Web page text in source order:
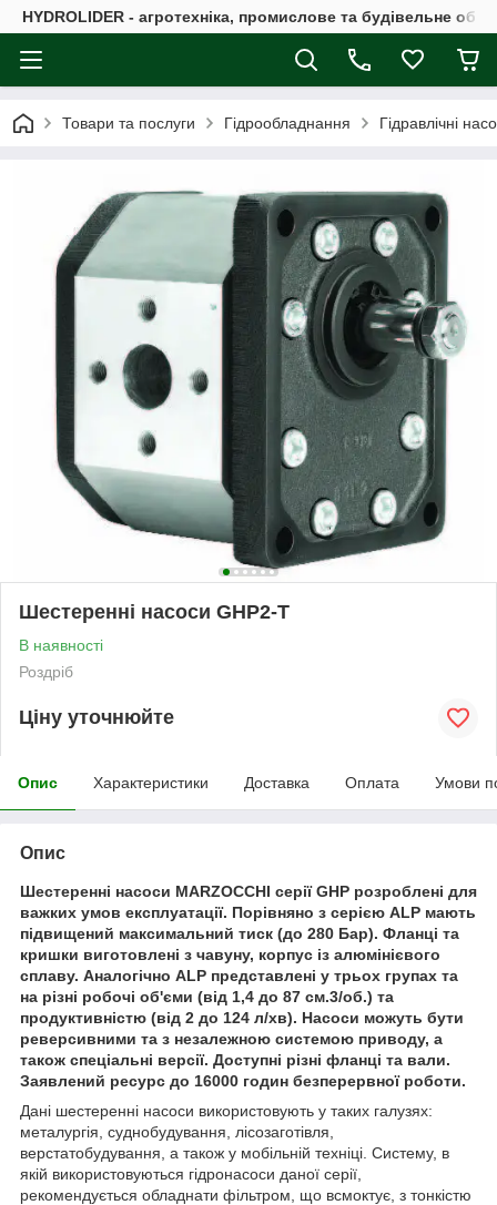
HYDROLIDER - агротехніка, промислове та будівельне
Товари та послуги Гідрообладнання Гідравлічні
Шестеренні насоси GHP2-T
В наявності
Роздріб
Ціну уточнюйте
Опис Характеристики Доставка Оплата Умови
Опис
Шестеренні насоси MARZOCCHI серії GHP розроблені для
важких умов експлуатації. Порівняно з серією ALP мають
підвищений максимальний тиск (до 280 Бар). Фланці та
кришки виготовлені з чавуну, корпус із алюмінієвого
сплаву. Аналогічно ALP представлені у трьох групах та
на різні робочі об'єми (від 1,4 до 87 см.3/об.) та
продуктивністю (від 2 до 124 л/хв). Насоси можуть бути
реверсивними та з незалежною системою приводу, а
також спеціальні версії. Доступні різні фланці та вали.
Заявлений ресурс до 16000 годин безперервної роботи.
Дані шестеренні насоси використовують у таких галузях:
металургія, суднобудування, лісозаготівля,
верстатобудування, а також у мобільній техніці. Систему, в
якій використовуються гідронасоси даної серії,
рекомендується обладнати фільтром, що всмоктує, з тонкістю